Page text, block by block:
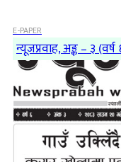
E-PAPER
न्यूजप्रवाह, अङ्क – ३